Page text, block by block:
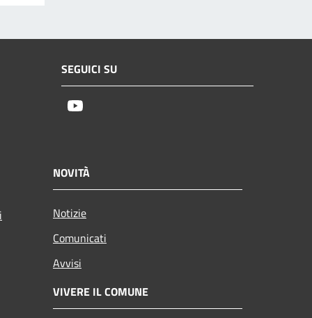
SEGUICI SU
NOVITÀ
Notizie
Comunicati
Avvisi
VIVERE IL COMUNE